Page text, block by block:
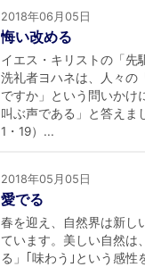
2018年06月05日
悔い改める
イエス・キリストの「先
洗礼者ヨハネは、人々の
ですか」という問いかけ
叫ぶ声である」と答えま
1・19）...
2018年05月05日
愛でる
春を迎え、自然界は新し
ています。美しい自然は
る」｢味わう｣という感性